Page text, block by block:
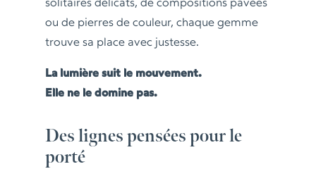
solitaires délicats, de compositions pavées
ou de pierres de couleur, chaque gemme
trouve sa place avec justesse.
La lumière suit le mouvement.
Elle ne le domine pas.
Des lignes pensées pour le
porté